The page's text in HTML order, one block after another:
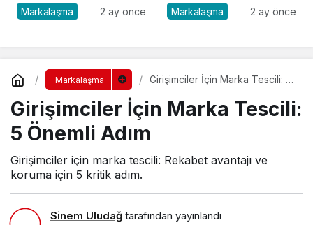
Türleri ve Önemi
Markalaşma 2 ay önce
Görünürlüğü Nasıl
Markalaşma 2 ay önce
Markalaşma
Girişimciler İçin Marka Tescili: 5
Girişimciler İçin Marka Tescili:
5 Önemli Adım
Girişimciler için marka tescili: Rekabet avantajı ve
koruma için 5 kritik adım.
Sinem Uludağ tarafından yayınlandı